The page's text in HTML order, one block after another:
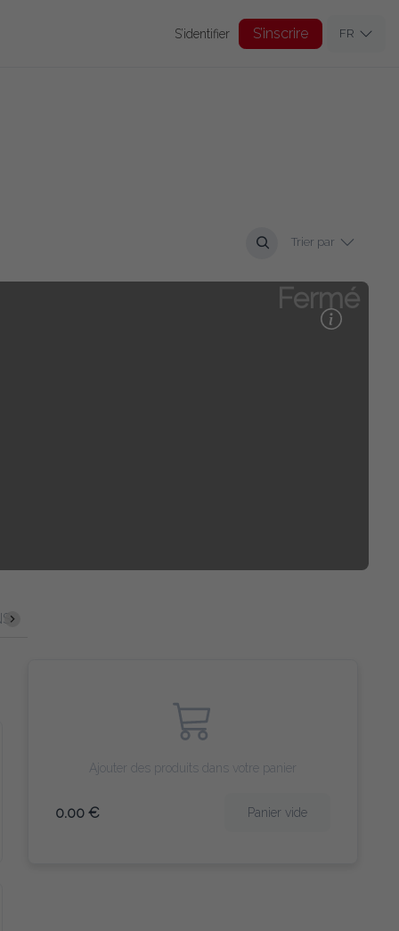
S’identifier S’inscrire FR
Trier par
Fermé
Ajouter des produits dans votre panier
0.00 € Panier vide